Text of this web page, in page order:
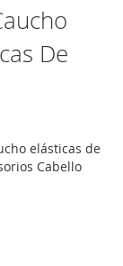
De
elásticas de
Cabello